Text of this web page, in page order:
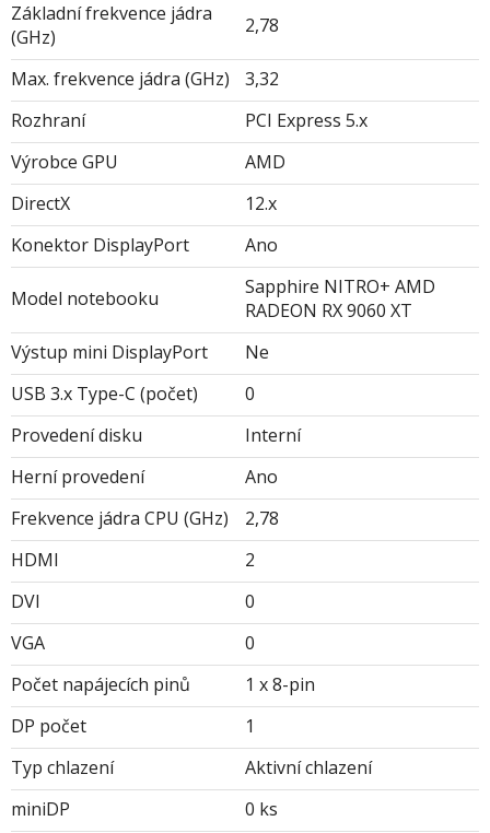
Základní frekvence jádra
(GHz)
2,78
Max. frekvence jádra (GHz)
3,32
Rozhraní
PCI Express 5.x
Výrobce GPU
AMD
DirectX
12.x
Konektor DisplayPort
Ano
Model notebooku
Sapphire NITRO+ AMD
RADEON RX 9060 XT
Výstup mini DisplayPort
Ne
USB 3.x Type-C (počet)
0
Provedení disku
Interní
Herní provedení
Ano
Frekvence jádra CPU (GHz)
2,78
HDMI
2
DVI
0
VGA
0
Počet napájecích pinů
1 x 8-pin
DP počet
1
Typ chlazení
Aktivní chlazení
miniDP
0 ks